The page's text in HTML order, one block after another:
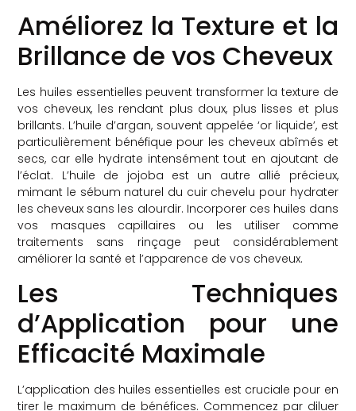
Améliorez la Texture et la
Brillance de vos Cheveux
Les huiles essentielles peuvent transformer la texture de
vos cheveux, les rendant plus doux, plus lisses et plus
brillants. L’huile d’argan, souvent appelée ‘or liquide’, est
particulièrement bénéfique pour les cheveux abîmés et
secs, car elle hydrate intensément tout en ajoutant de
l’éclat. L’huile de jojoba est un autre allié précieux,
mimant le sébum naturel du cuir chevelu pour hydrater
les cheveux sans les alourdir. Incorporer ces huiles dans
vos masques capillaires ou les utiliser comme
traitements sans rinçage peut considérablement
améliorer la santé et l’apparence de vos cheveux.
Les Techniques
d’Application pour une
Efficacité Maximale
L’application des huiles essentielles est cruciale pour en
tirer le maximum de bénéfices. Commencez par diluer